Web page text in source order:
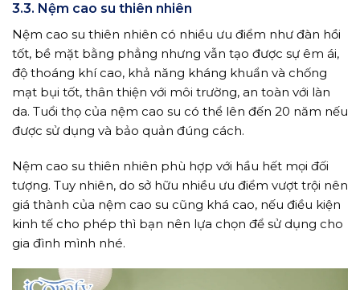
3.3. Nệm cao su thiên nhiên
Nệm cao su thiên nhiên có nhiều ưu điểm như đàn hồi
tốt, bề mặt bằng phẳng nhưng vẫn tạo được sự êm ái,
độ thoáng khí cao, khả năng kháng khuẩn và chống
mạt bụi tốt, thân thiện với môi trường, an toàn với làn
da. Tuổi thọ của nệm cao su có thể lên đến 20 năm nếu
được sử dụng và bảo quản đúng cách.
Nệm cao su thiên nhiên phù hợp với hầu hết mọi đối
tượng. Tuy nhiên, do sở hữu nhiều ưu điểm vượt trội nên
giá thành của nệm cao su cũng khá cao, nếu điều kiện
kinh tế cho phép thì bạn nên lựa chọn để sử dụng cho
gia đình mình nhé.